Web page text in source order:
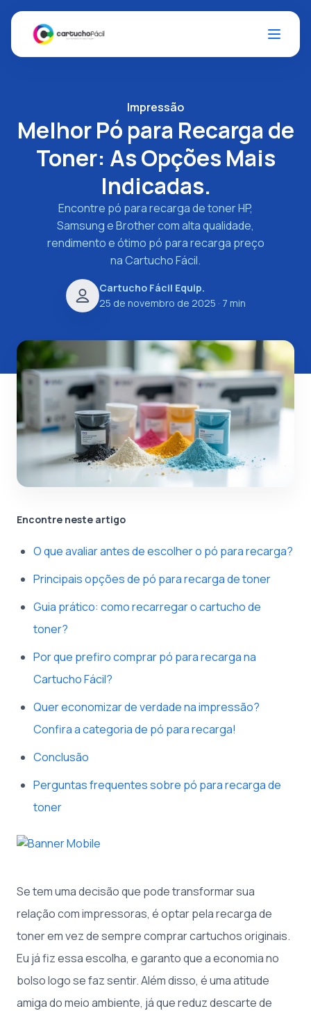
Impressão
Melhor Pó para Recarga de
Toner: As Opções Mais
Indicadas.
Encontre pó para recarga de toner HP,
Samsung e Brother com alta qualidade,
rendimento e ótimo pó para recarga preço
na Cartucho Fácil.
Cartucho Fácil Equip.
25 de novembro de 2025 · 7 min
Encontre neste artigo
O que avaliar antes de escolher o pó para recarga?
Principais opções de pó para recarga de toner
Guia prático: como recarregar o cartucho de
toner?
Por que prefiro comprar pó para recarga na
Cartucho Fácil?
Quer economizar de verdade na impressão?
Confira a categoria de pó para recarga!
Conclusão
Perguntas frequentes sobre pó para recarga de
toner
Se tem uma decisão que pode transformar sua
relação com impressoras, é optar pela recarga de
toner em vez de sempre comprar cartuchos originais.
Eu já fiz essa escolha, e garanto que a economia no
bolso logo se faz sentir. Além disso, é uma atitude
amiga do meio ambiente, já que reduz descarte de